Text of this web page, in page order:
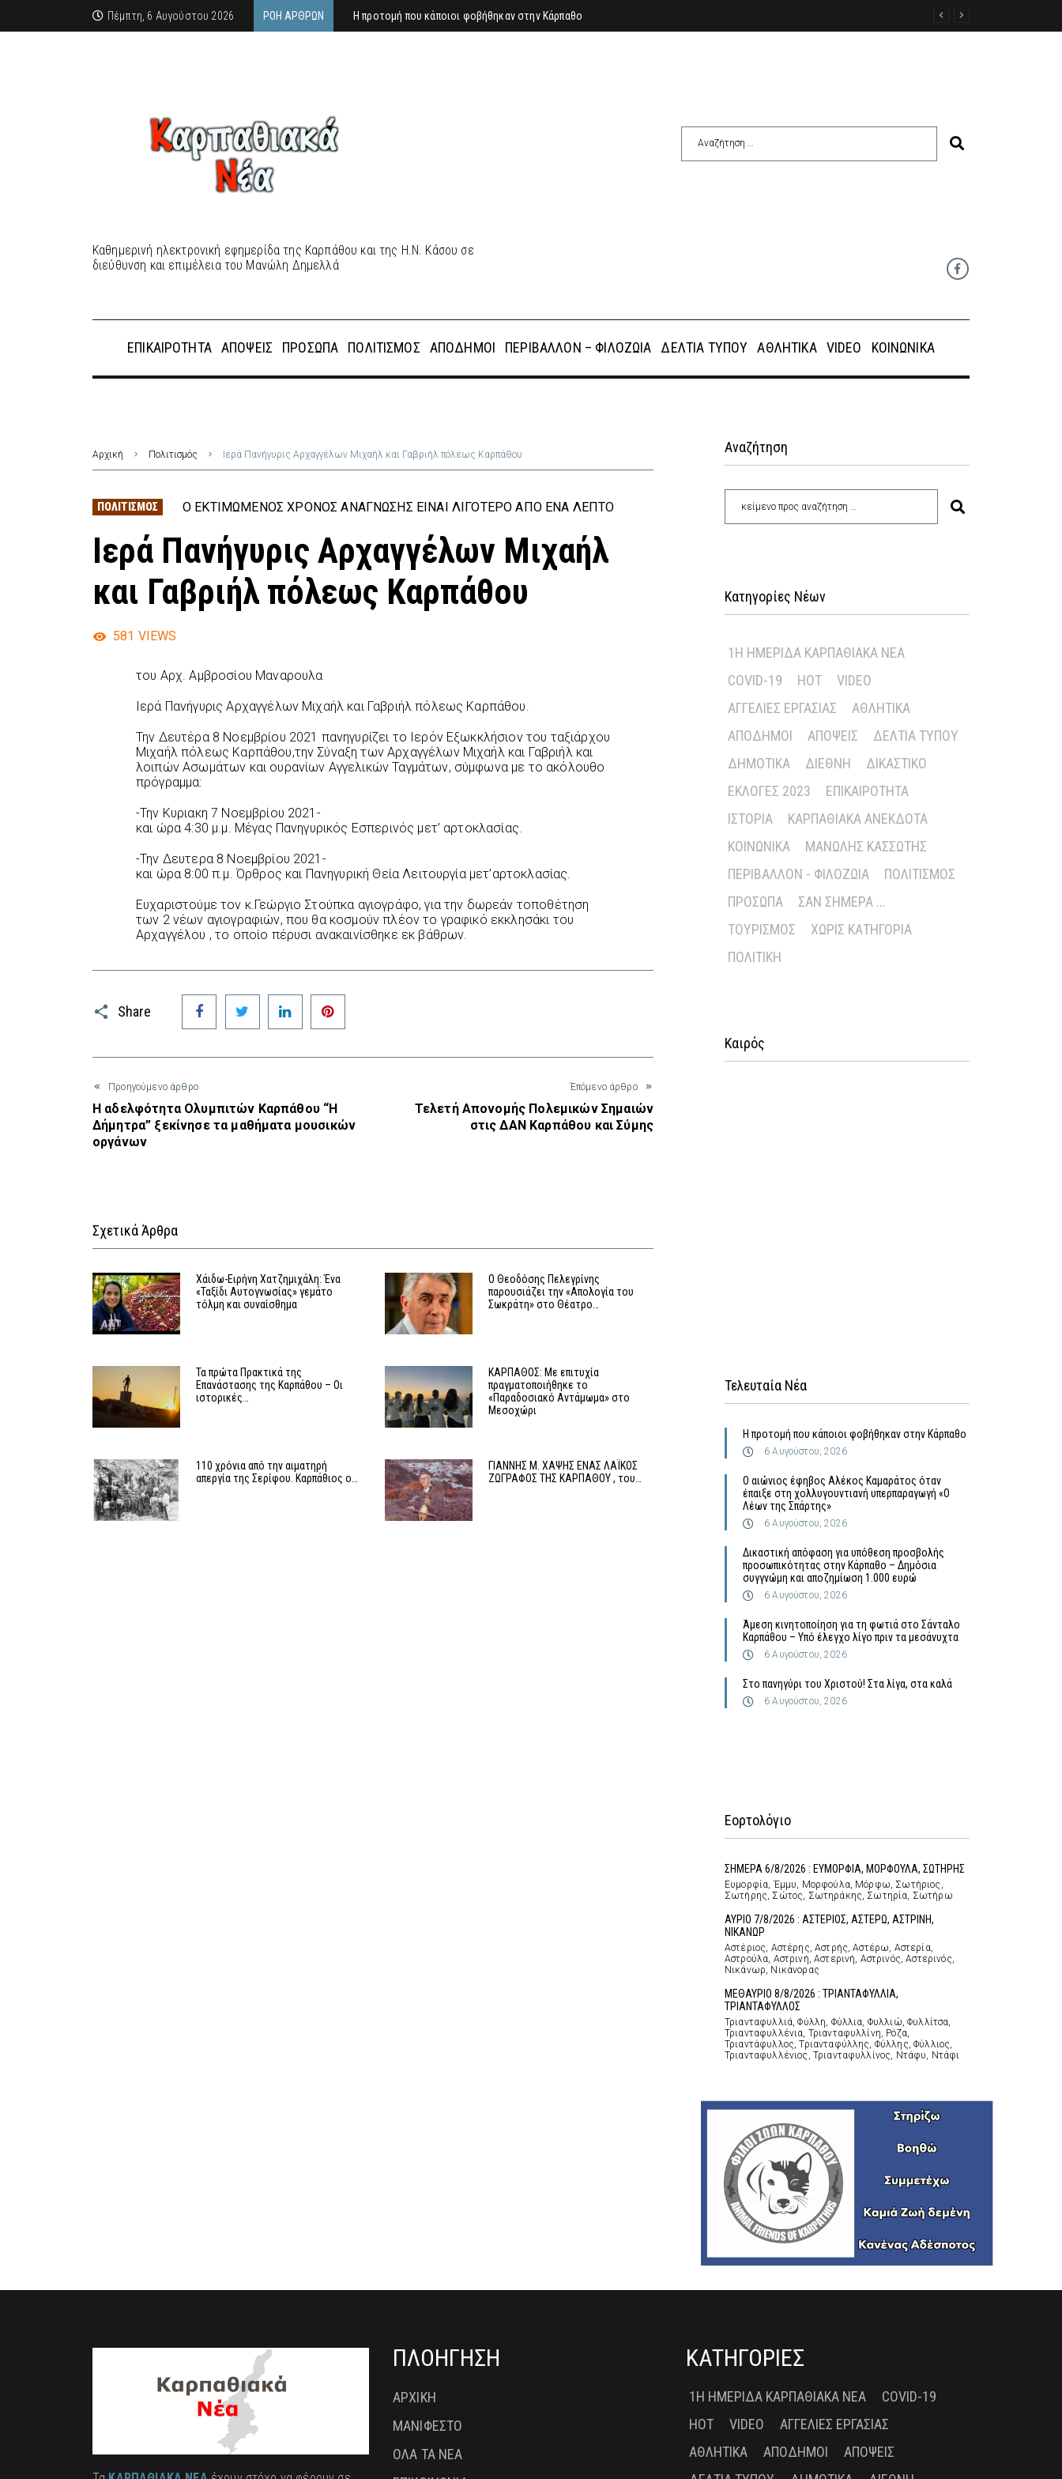
Πέμπτη, 6 Αυγούστου 2026 ΡΟΉ ΆΡΘΡΩΝ Η προτομή που κάποιοι φοβήθηκαν στην Κάρπαθο
Καθημερινή ηλεκτρονική εφημερίδα της Καρπάθου και της Η.Ν. Κάσου σε
διεύθυνση και επιμέλεια του Μανώλη Δημελλά
ΕΠΙΚΑΙΡΌΤΗΤΑ ΑΠΌΨΕΙΣ ΠΡΌΣΩΠΑ ΠΟΛΙΤΙΣΜΌΣ ΑΠΌΔΗΜΟΙ ΠΕΡΙΒΆΛΛΟΝ – ΦΙΛΟΖΩΊΑ ΔΕΛΤΊΑ ΤΎΠΟΥ ΑΘΛΗΤΙΚΆ VIDEO ΚΟΙΝΩΝΙΚΆ
Αρχική Πολιτισμός Ιερά Πανήγυρις Αρχαγγέλων Μιχαήλ και Γαβριήλ πόλεως Καρπάθου
ΠΟΛΙΤΙΣΜΌΣ Ο ΕΚΤΙΜΏΜΕΝΟΣ ΧΡΌΝΟΣ ΑΝΆΓΝΩΣΗΣ ΕΊΝΑΙ ΛΙΓΌΤΕΡΟ ΑΠΌ ΈΝΑ ΛΕΠΤΌ
Ιερά Πανήγυρις Αρχαγγέλων Μιχαήλ
και Γαβριήλ πόλεως Καρπάθου
581 VIEWS
του Αρχ. Αμβροσίου Μαναρουλα
Ιερά Πανήγυρις Αρχαγγέλων Μιχαήλ και Γαβριήλ πόλεως Καρπάθου.
Την Δευτέρα 8 Νοεμβρίου 2021 πανηγυρίζει το Ιερόν Εξωκκλήσιον του ταξιάρχου
Μιχαήλ πόλεως Καρπάθου,την Σύναξη των Αρχαγγέλων Μιχαήλ και Γαβριήλ και
λοιπών Ασωμάτων και ουρανίων Αγγελικών Ταγμάτων, σύμφωνα με το ακόλουθο
πρόγραμμα:
-Την Κυριακη 7 Νοεμβρίου 2021-
και ώρα 4:30 μ.μ. Μέγας Πανηγυρικός Εσπερινός μετ’ αρτοκλασίας.
-Την Δευτερα 8 Νοεμβρίου 2021-
και ώρα 8:00 π.μ. Όρθρος και Πανηγυρική Θεία Λειτουργία μετ’αρτοκλασίας.
Ευχαριστούμε τον κ.Γεώργιο Στούπκα αγιογράφο, για την δωρεάν τοποθέτηση
των 2 νέων αγιογραφιών, που θα κοσμούν πλέον το γραφικό εκκλησάκι του
Αρχαγγέλου , το οποίο πέρυσι ανακαινίσθηκε εκ βάθρων.
Share
Facebook Twitter LinkedIn
Προηγούμενο άρθρο
Η αδελφότητα Ολυμπιτών Καρπάθου “Η
Δήμητρα” ξεκίνησε τα μαθήματα μουσικών
οργάνων
Έπόμενο άρθρο
Τελετή Απονομής Πολεμικών Σημαιών
στις ΔΑΝ Καρπάθου και Σύμης
Σχετικά Άρθρα
Χάιδω-Ειρήνη Χατζημιχάλη: Ένα
«Ταξίδι Αυτογνωσίας» γεμάτο
τόλμη και συναίσθημα
Ο Θεοδόσης Πελεγρίνης
παρουσιάζει την «Απολογία του
Σωκράτη» στο Θέατρο…
Τα πρώτα Πρακτικά της
Επανάστασης της Καρπάθου – Οι
ιστορικές…
ΚΑΡΠΑΘΟΣ: Με επιτυχία
πραγματοποιήθηκε το
«Παραδοσιακό Αντάμωμα» στο
Μεσοχώρι
110 χρόνια από την αιματηρή
απεργία της Σερίφου. Καρπάθιος ο…
ΓΙΑΝΝΗΣ Μ. ΧΑΨΗΣ ΕΝΑΣ ΛΑΪΚΟΣ
ΖΩΓΡΑΦΟΣ ΤΗΣ ΚΑΡΠΑΘΟΥ , του…
Αναζήτηση
Κατηγορίες Νέων
1Η ΗΜΕΡΊΔΑ ΚΑΡΠΑΘΙΑΚΆ ΝΈΑ
COVID-19
HOT
VIDEO
ΑΓΓΕΛΊΕΣ ΕΡΓΑΣΊΑΣ
ΑΘΛΗΤΙΚΆ
ΑΠΌΔΗΜΟΙ
ΑΠΌΨΕΙΣ
ΔΕΛΤΊΑ ΤΎΠΟΥ
ΔΗΜΟΤΙΚΆ
ΔΙΕΘΝΉ
ΔΙΚΑΣΤΙΚΌ
ΕΚΛΟΓΈΣ 2023
ΕΠΙΚΑΙΡΌΤΗΤΑ
ΙΣΤΟΡΊΑ
ΚΑΡΠΑΘΙΑΚΆ ΑΝΈΚΔΟΤΑ
ΚΟΙΝΩΝΙΚΆ
ΜΑΝΏΛΗΣ ΚΑΣΣΏΤΗΣ
ΠΕΡΙΒΆΛΛΟΝ - ΦΙΛΟΖΩΊΑ
ΠΟΛΙΤΙΣΜΌΣ
ΠΡΌΣΩΠΑ
ΣΑΝ ΣΉΜΕΡΑ ...
ΤΟΥΡΙΣΜΌΣ
ΧΩΡΊΣ ΚΑΤΗΓΟΡΊΑ
ΠΟΛΙΤΙΚΉ
Καιρός
Τελευταία Νέα
Η προτομή που κάποιοι φοβήθηκαν στην Κάρπαθο
6 Αυγούστου, 2026
Ο αιώνιος έφηβος Αλέκος Καμαράτος όταν
έπαιξε στη χολλυγουντιανή υπερπαραγωγή «Ο
Λέων της Σπάρτης»
6 Αυγούστου, 2026
Δικαστική απόφαση για υπόθεση προσβολής
προσωπικότητας στην Κάρπαθο – Δημόσια
συγγνώμη και αποζημίωση 1.000 ευρώ
6 Αυγούστου, 2026
Άμεση κινητοποίηση για τη φωτιά στο Σάνταλο
Καρπάθου – Υπό έλεγχο λίγο πριν τα μεσάνυχτα
6 Αυγούστου, 2026
Στο πανηγύρι του Χριστού! Στα λίγα, στα καλά
6 Αυγούστου, 2026
Εορτολόγιο
ΣΗΜΕΡΑ 6/8/2026 : ΕΥΜΟΡΦΙΑ, ΜΟΡΦΟΥΛΑ, ΣΩΤΗΡΗΣ
Ευμορφία, Έμμυ, Μορφούλα, Μόρφω, Σωτήριος,
Σωτήρης, Σώτος, Σωτηράκης, Σωτηρία, Σωτήρω
ΑΥΡΙΟ 7/8/2026 : ΑΣΤΕΡΙΟΣ, ΑΣΤΕΡΩ, ΑΣΤΡΙΝΗ,
ΝΙΚΑΝΩΡ
Αστέριος, Αστέρης, Αστρής, Αστέρω, Αστερία,
Αστρούλα, Αστρινή, Αστερινή, Αστρινός, Αστερινός,
Νικάνωρ, Νικάνορας
ΜΕΘΑΥΡΙΟ 8/8/2026 : ΤΡΙΑΝΤΑΦΥΛΛΙΑ,
ΤΡΙΑΝΤΑΦΥΛΛΟΣ
Τριανταφυλλιά, Φύλλη, Φύλλια, Φυλλιώ, Φυλλίτσα,
Τριανταφυλλένια, Τριανταφυλλίνη, Ρόζα,
Τριαντάφυλλος, Τριανταφύλλης, Φύλλης, Φύλλιος,
Τριανταφυλλένιος, Τριανταφυλλίνος, Ντάφυ, Ντάφι
ΠΛΟΗΓΗΣΗ
ΑΡΧΙΚΗ
ΜΑΝΙΦΕΣΤΟ
ΟΛΑ ΤΑ ΝΕΑ
ΚΑΤΗΓΟΡΙΕΣ
1Η ΗΜΕΡΊΔΑ ΚΑΡΠΑΘΙΑΚΆ ΝΈΑ
COVID-19
HOT
VIDEO
ΑΓΓΕΛΊΕΣ ΕΡΓΑΣΊΑΣ
ΑΘΛΗΤΙΚΆ
ΑΠΌΔΗΜΟΙ
ΑΠΌΨΕΙΣ